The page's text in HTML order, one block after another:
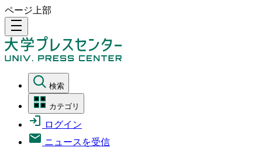
ページ上部
density_medium
検索
カテゴリ
ログイン
ニュースを受信